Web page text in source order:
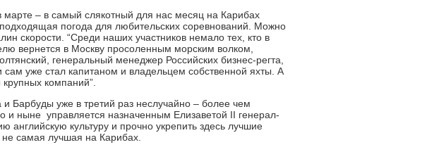
марте – в самый слякотный для нас месяц на Карибах
погода для любительских соревнований. Можно
скорости. “Среди наших участников немало тех, кто в
вернется в Москву просоленным морским волком,
генеральный менеджер Российских бизнес-регта,
сам уже стал капитаном и владельцем собственной яхты. А
компаний”.
Барбуды уже в третий раз неслучайно – более чем
и ныне управляется назначенным Елизаветой II генерал-
английскую культуру и прочно укрепить здесь лучшие
не самая лучшая на Карибах.